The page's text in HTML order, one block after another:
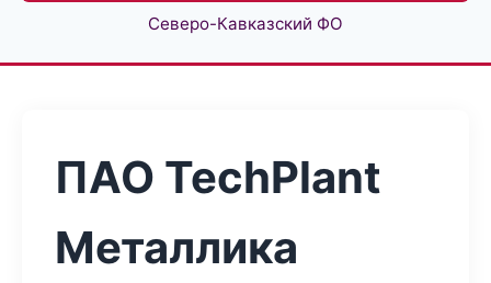
Северо-Кавказский ФО
ПАО TechPlant
Металлика